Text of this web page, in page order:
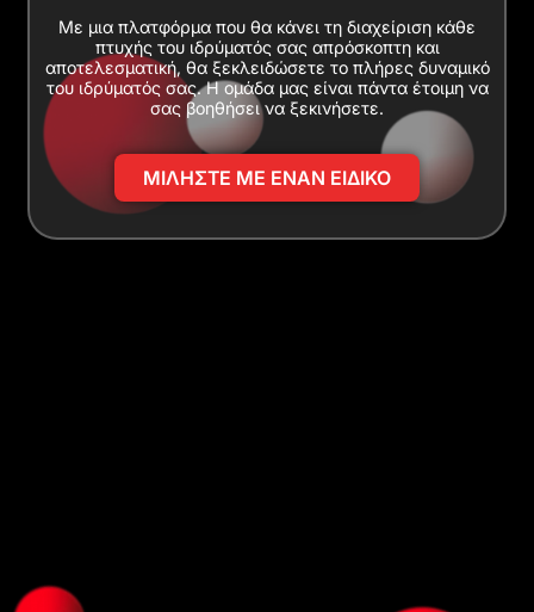
Με μια πλατφόρμα που θα κάνει τη διαχείριση κάθε
πτυχής του ιδρύματός σας απρόσκοπτη και
αποτελεσματική, θα ξεκλειδώσετε το πλήρες δυναμικό
του ιδρύματός σας. Η ομάδα μας είναι πάντα έτοιμη να
σας βοηθήσει να ξεκινήσετε.
ΜΙΛΗΣΤΕ ΜΕ ΕΝΑΝ ΕΙΔΙΚΟ